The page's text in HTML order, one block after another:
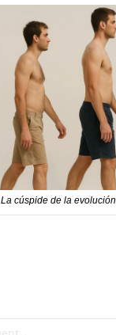
La cúspide de la evolución.